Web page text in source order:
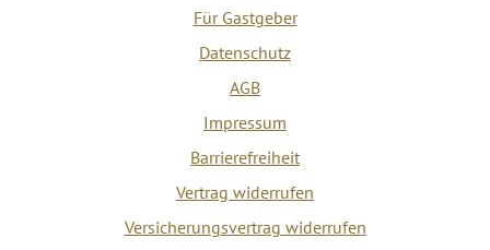
Für Gastgeber
Datenschutz
AGB
Impressum
Barrierefreiheit
Vertrag widerrufen
Versicherungsvertrag widerrufen